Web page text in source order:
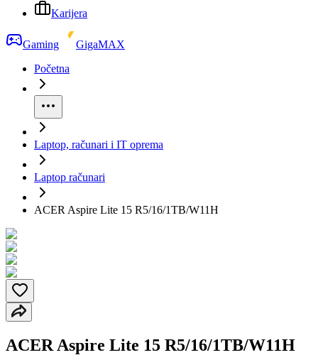
Karijera
Gaming
GigaMAX
Početna
Laptop, računari i IT oprema
Laptop računari
ACER Aspire Lite 15 R5/16/1TB/W11H
ACER Aspire Lite 15 R5/16/1TB/W11H